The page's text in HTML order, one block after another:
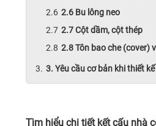
2.6 Bu lông neo
2.7 Cột dầm, cột thép
2.8 Tôn bao che (cover)
3. Yêu cầu cơ bản khi thiết
Tìm hiểu chi tiết kết cấu nhà